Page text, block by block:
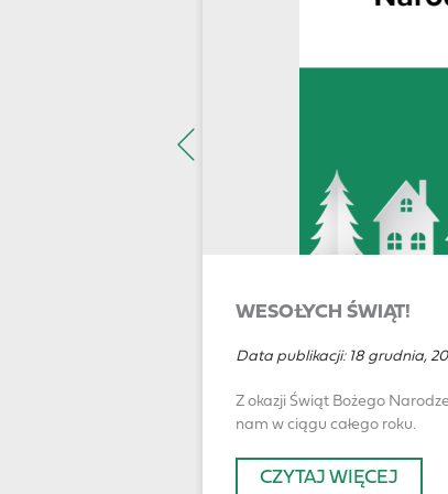
WESOŁYCH ŚWIĄT!
Data publikacji: 18 grudnia,
Z okazji Świąt Bożego
nam w ciągu całego roku.
CZYTAJ WIĘCEJ